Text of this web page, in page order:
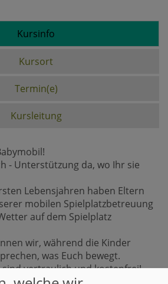
Kursinfo
Kursort
Termin(e)
Kursleitung
- Unterstützung da, wo Ihr sie
Lebensjahren haben Eltern
mobilen Spielplatzbetreuung
auf dem Spielplatz
wir, während die Kinder
was Euch bewegt.
vertraulich und kostenfrei!